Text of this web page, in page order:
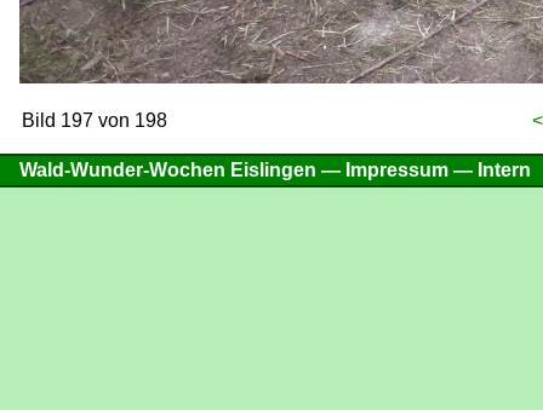
Bild 197 von 198
Wald-Wunder-Wochen Eislingen — Impressum — Intern